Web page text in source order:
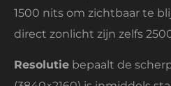
1500 nits om zichtbaar te
direct zonlicht zijn zelfs
Resolutie bepaalt de